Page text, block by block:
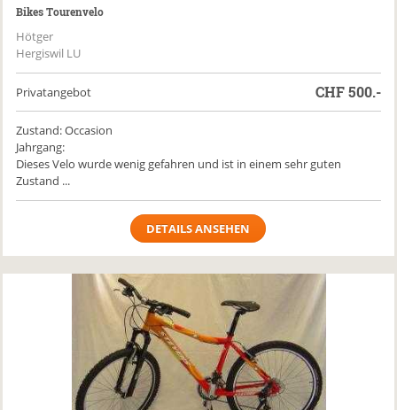
Bikes Tourenvelo
Hötger
Hergiswil LU
Privatangebot CHF500.-
Zustand: Occasion
Jahrgang:
Dieses Velo wurde wenig gefahren und ist in einem sehr guten
Zustand ...
DETAILS ANSEHEN